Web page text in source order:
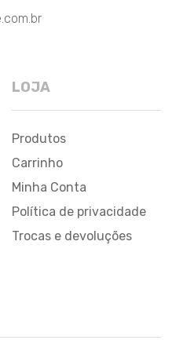
LOJA
Produtos
Carrinho
Minha Conta
Política de privacidade
Trocas e devoluções